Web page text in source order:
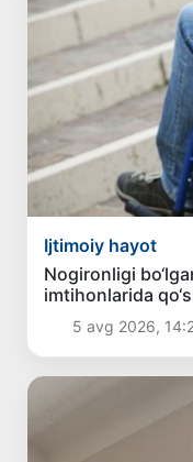
Ijtimoiy hayot
Nogironligi
imtihonlarida
5 avg 2026,